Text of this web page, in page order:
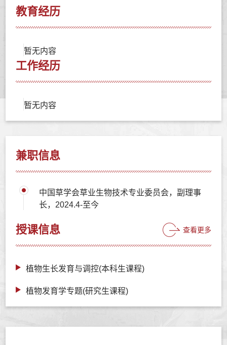
教育经历
暂无内容
工作经历
暂无内容
兼职信息
中国草学会草业生物技术专业委员会，副理事
长，2024.4-至今
授课信息 查看更多
植物生长发育与调控(本科生课程)
植物发育学专题(研究生课程)